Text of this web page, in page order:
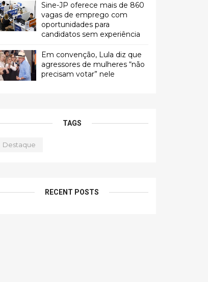
Sine-JP oferece mais de 860
vagas de emprego com
oportunidades para
candidatos sem experiência
Em convenção, Lula diz que
agressores de mulheres “não
precisam votar” nele
TAGS
Destaque
RECENT POSTS